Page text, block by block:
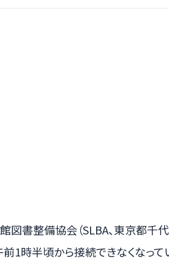
書整備協会（SLBA、東京都千
1時半頃から接続できなくなって